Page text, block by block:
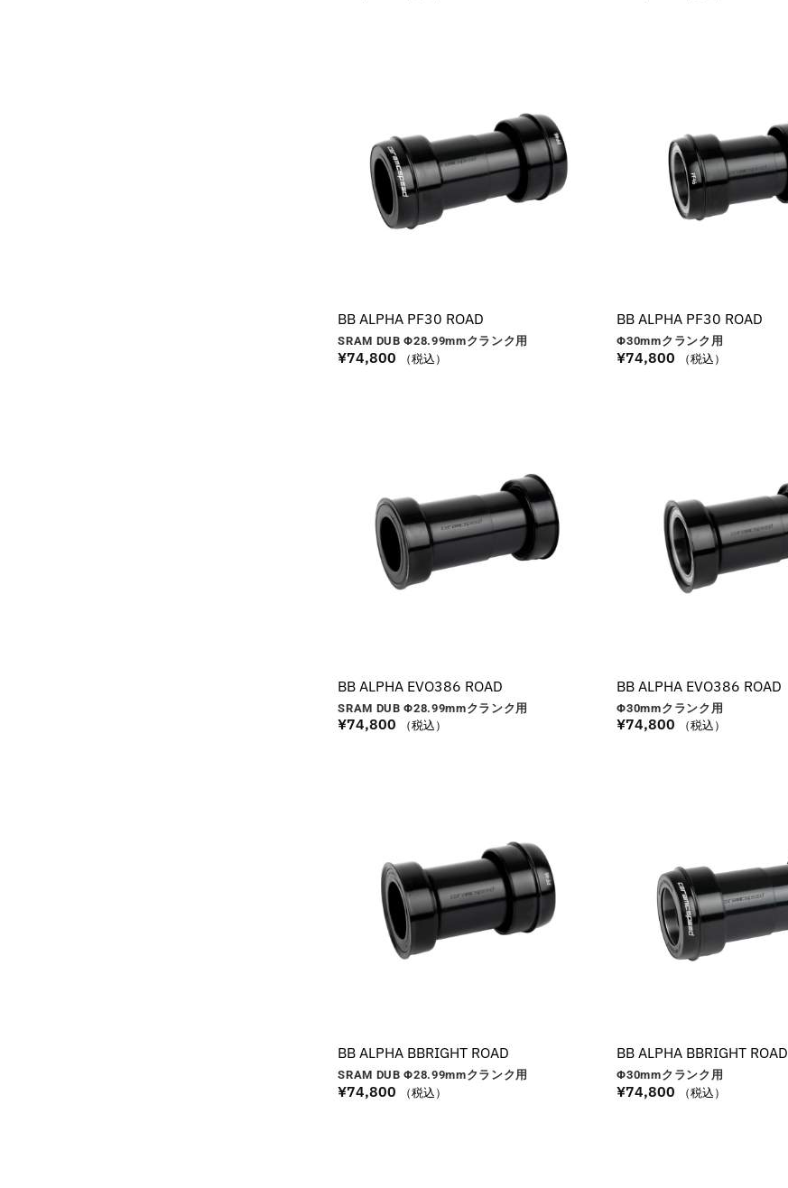
BB ALPHA PF30 ROAD
SRAM DUB Φ28.99mmクランク用
¥74,800 （税込）
BB ALPHA PF30 ROAD
Φ30mmクランク用
¥74,800 （税込）
BB ALPHA EVO386 ROAD
SRAM DUB Φ28.99mmクランク用
¥74,800 （税込）
BB ALPHA EVO386 ROAD
Φ30mmクランク用
¥74,800 （税込）
BB ALPHA BBRIGHT ROAD
SRAM DUB Φ28.99mmクランク用
¥74,800 （税込）
BB ALPHA BBRIGHT ROAD
Φ30mmクランク用
¥74,800 （税込）